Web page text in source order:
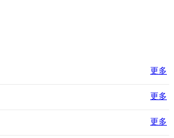
更多
更多
更多